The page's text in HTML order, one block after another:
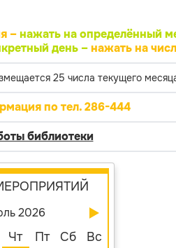
– нажать на определённый
день –нажать на
25 числа текущего
по тел. 286-444
библиотеки
2026
Чт Пт Сб
Вс